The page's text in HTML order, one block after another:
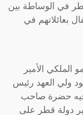
في الوساطة بين
بعائلاتهم في
الأمير
ولي العهد رئيس
حضرة صاحب
دولة قطر على